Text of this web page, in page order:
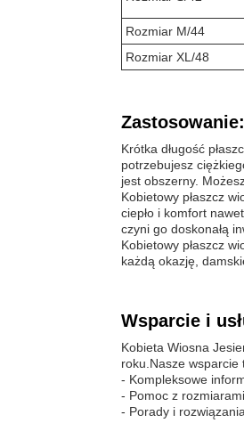
Rozmiar M/44
Rozmiar XL/48
Zastosowanie:
Krótka długość
potrzebujesz
jest obszerny.
Kobietowy płaszcz
ciepło i komfort
czyni go doskonałą
Kobietowy płaszcz
każdą okazję,
Wsparcie i
Kobieta Wiosna
roku.Nasze wsparcie
- Kompleksowe
- Pomoc z
- Porady i